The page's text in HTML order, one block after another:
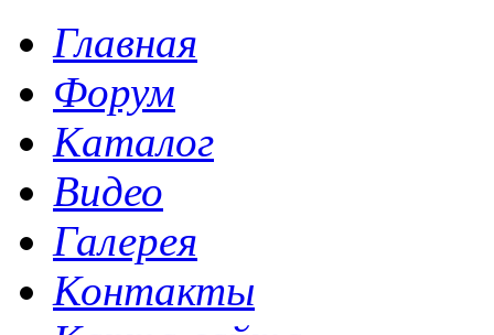
Главная
Форум
Каталог
Видео
Галерея
Контакты